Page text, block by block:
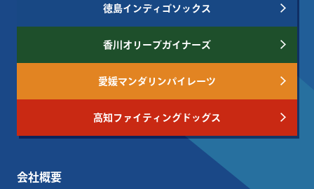
徳島インディゴソックス
香川オリーブガイナーズ
愛媛マンダリンパイレーツ
高知ファイティングドッグス
会社概要